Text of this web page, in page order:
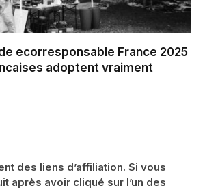
ecorresponsable France 2025
adoptent vraiment
des liens d’affiliation. Si vous
après avoir cliqué sur l’un des